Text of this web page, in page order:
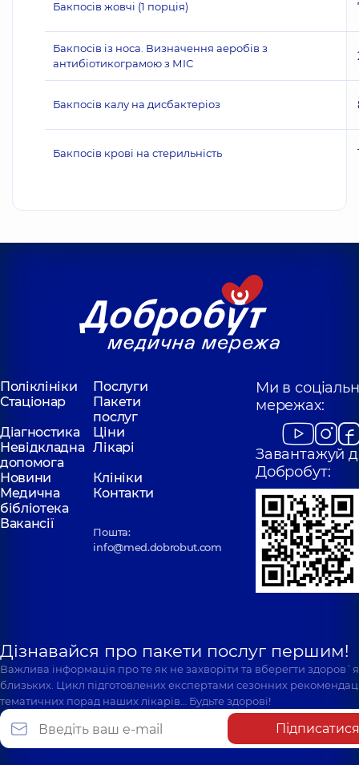
Бакпосів жовчі (1 порція)
Бакпосів із носа. Визначення аеробів з
антибіотикограмою з МІС
Бакпосів калу на дисбактеріоз
Бакпосів крові на стерильність
Поліклініки
Послуги
Стаціонар
Пакети
послуг
Діагностика
Ціни
Невідкладна
допомога
Лікарі
Новини
Клініки
Медична
бібліотека
Контакти
Вакансії
Пошта:
info@med.dobrobut.com
Ми в
мережах:
Завантажуй
Добробут:
Дізнавайся про пакети послуг першим!
Важлива інформація про те як не захворіти та вберегти
близьких. Цикл підготовлених експертами сезонних
тематичних порад наших лікарів… Будьте здорові!
Підписатися